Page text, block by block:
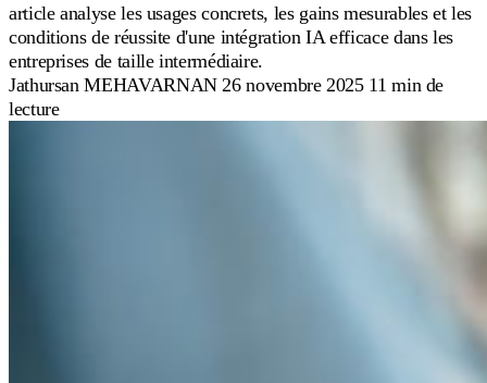
article analyse les usages concrets, les gains mesurables et les
conditions de réussite d'une intégration IA efficace dans les
entreprises de taille intermédiaire.
Jathursan MEHAVARNAN 26 novembre 2025 11 min de
lecture